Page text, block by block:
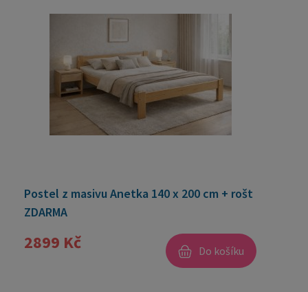
Postel z masivu Anetka 140 x 200 cm + rošt
ZDARMA
2899 Kč Do košíku